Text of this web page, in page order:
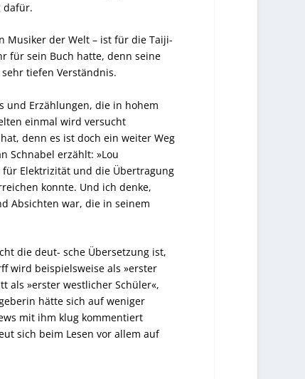
dafür.
Musiker der Welt – ist für die Taiji-
für sein Buch hatte, denn seine
tiefen Verständnis.
und Erzählungen, die in hohem
einmal wird versucht
denn es ist doch ein weiter Weg
Schnabel erzählt: »Lou
Elektrizität und die Übertragung
konnte. Und ich denke,
Absichten war, die in seinem
die deut- sche Übersetzung ist,
wird beispielsweise als »erster
als »erster westlicher Schüler«,
hätte sich auf weniger
mit ihm klug kommentiert
sich beim Lesen vor allem auf